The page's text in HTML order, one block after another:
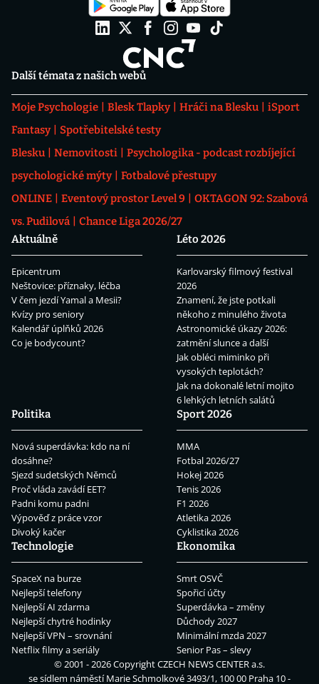
Další témata z našich webů
Moje Psychologie Blesk Tlapky Hráči na Blesku
iSport
Fantasy
Spotřebitelské testy
Blesku
Nemovitosti
Psychologika - podcast rozbíjející
psychologické mýty
Fotbalové přestupy
ONLINE
Eventový prostor Level 9
OKTAGON 92: Szabová
vs. Pudilová
Chance Liga 2026/27
Aktuálně
Epicentrum
Neštovice: příznaky, léčba
V čem jezdí Yamal a Mesii?
Kvízy pro seniory
Kalendář úplňků 2026
Co je bodycount?
Léto 2026
Karlovarský filmový festival
2026
Znamení, že jste potkali
někoho z minulého života
Astronomické úkazy 2026:
zatmění slunce a další
Jak obléci miminko při
vysokých teplotách?
Jak na dokonalé letní mojito
6 lehkých letních salátů
Politika
Nová superdávka: kdo na ní
dosáhne?
Sjezd sudetských Němců
Proč vláda zavádí EET?
Padni komu padni
Výpověď z práce vzor
Divoký kačer
Sport 2026
MMA
Fotbal 2026/27
Hokej 2026
Tenis 2026
F1 2026
Atletika 2026
Cyklistika 2026
Technologie
SpaceX na burze
Nejlepší telefony
Nejlepší AI zdarma
Nejlepší chytré hodinky
Nejlepší VPN – srovnání
Netflix filmy a seriály
Ekonomika
Smrt OSVČ
Spořicí účty
Superdávka – změny
Důchody 2027
Minimální mzda 2027
Senior Pas – slevy
© 2001 - 2026 CopyrightCZECH NEWS CENTER a.s.
se sídlem náměstí Marie Schmolkové 3493/1, 100 00 Praha 10 -